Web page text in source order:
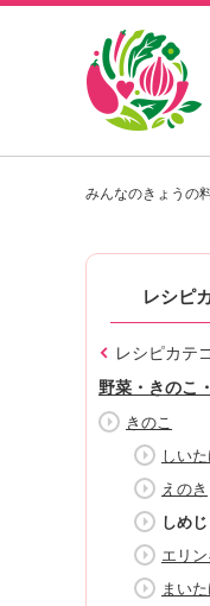
みんなのきょうの
レシピ
レシピカテ
野菜・きのこ
きのこ
しい
えのき
しめじ
エリ
まい